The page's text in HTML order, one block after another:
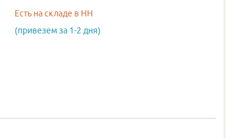
Есть на складе в НН
(привезем за 1-2 дня)